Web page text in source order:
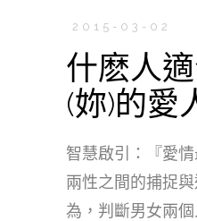
2015-03-02
什麽人
(妳)的愛
智慧啟引：『愛
兩性之間的捕捉
為，判斷男女兩個